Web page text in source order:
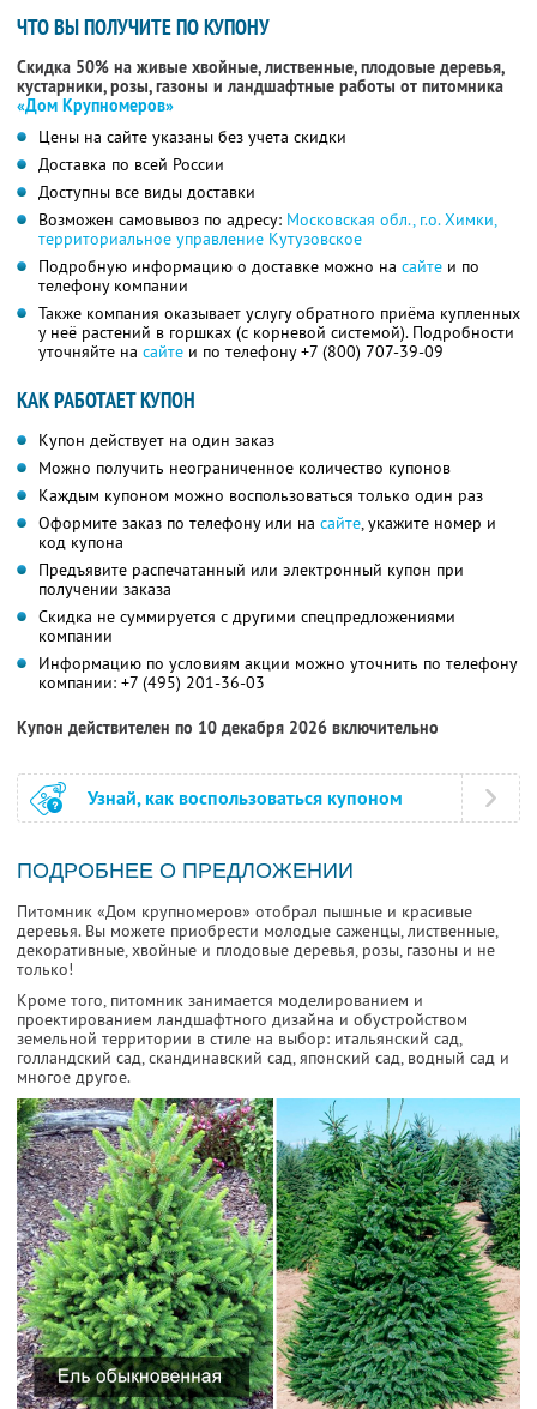
ЧТО ВЫ ПОЛУЧИТЕ ПО КУПОНУ
Скидка 50% на живые хвойные, лиственные, плодовые деревья,
кустарники, розы, газоны и ландшафтные работы от питомника
«Дом Крупномеров»
Цены на сайте указаны без учета скидки
Доставка по всей России
Доступны все виды доставки
Возможен самовывоз по адресу: Московская обл., г.о. Химки,
территориальное управление Кутузовское
Подробную информацию о доставке можно на сайте и по
телефону компании
Также компания оказывает услугу обратного приёма купленных
у неё растений в горшках (с корневой системой). Подробности
уточняйте на сайте и по телефону+7 (800) 707-39-09
КАК РАБОТАЕТ КУПОН
Купон действует на один заказ
Можно получить неограниченное количество купонов
Каждым купоном можно воспользоваться только один раз
Оформите заказ по телефону или на сайте, укажите номер и
код купона
Предъявите распечатанный или электронный купон при
получении заказа
Скидка не суммируется с другими спецпредложениями
компании
Информацию по условиям акции можно уточнить по телефону
компании: +7 (495) 201-36-03
Купон действителен по 10 декабря 2026 включительно
Узнай, как воспользоваться купоном
ПОДРОБНЕЕ О ПРЕДЛОЖЕНИИ
Питомник «Дом крупномеров» отобрал пышные и красивые
деревья. Вы можете приобрести молодые саженцы, лиственные,
декоративные, хвойные и плодовые деревья, розы, газоны и не
только!
Кроме того, питомник занимается моделированием и
проектированием ландшафтного дизайна и обустройством
земельной территории в стиле на выбор: итальянский сад,
голландский сад, скандинавский сад, японский сад, водный сад и
многое другое.